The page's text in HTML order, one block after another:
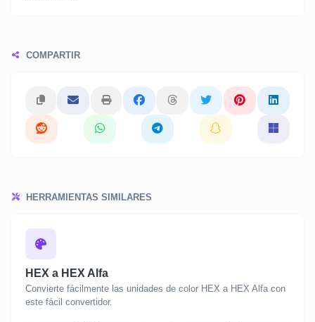
COMPARTIR
HERRAMIENTAS SIMILARES
HEX a HEX Alfa
Convierte fácilmente las unidades de color HEX a HEX Alfa con
este fácil convertidor.